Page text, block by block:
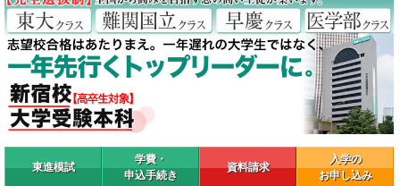
東進模試
学費・
申込手続き
資料請求
入学の
お申し込み